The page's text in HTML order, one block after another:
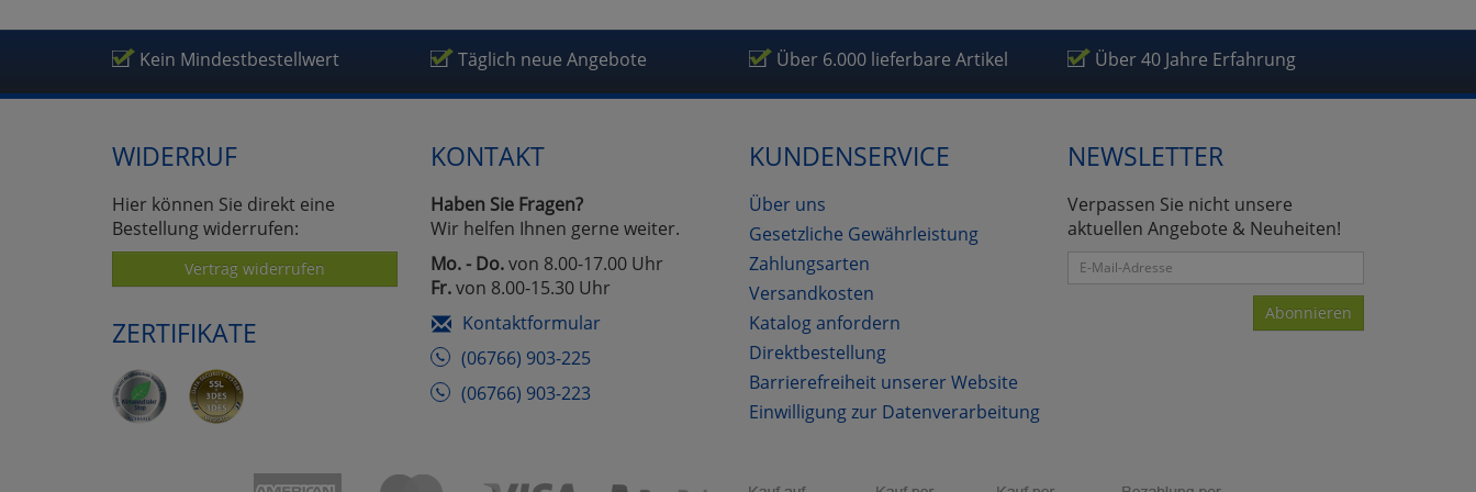
Kein Mindestbestellwert Täglich neue Angebote Über 6.000 lieferbare Artikel Über 40 Jahre Erfahrung
WIDERRUF
Hier können Sie direkt eine
Bestellung widerrufen:
Vertrag widerrufen
ZERTIFIKATE
KONTAKT
Haben Sie Fragen?
Wir helfen Ihnen gerne weiter.
Mo. - Do.von 8.00-17.00 Uhr
Fr.von 8.00-15.30 Uhr
Kontaktformular
(06766) 903-225
(06766) 903-223
KUNDENSERVICE
Über uns
Gesetzliche Gewährleistung
Zahlungsarten
Versandkosten
Katalog anfordern
Direktbestellung
Barrierefreiheit unserer Website
Einwilligung zur Datenverarbeitung
NEWSLETTER
Verpassen Sie nicht unsere
aktuellen Angebote & Neuheiten!
Abonnieren
Umfragetools
zurückzu Haupptseite Zustimmung Datenverarbeitung (Seitenende)